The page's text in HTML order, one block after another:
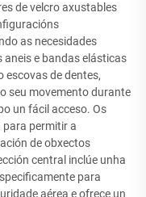
de velcro axustables
as necesidades
aneis e bandas elásticas
escovas de dentes,
seu movemento durante
un fácil acceso. Os
para permitir a
de obxectos
central inclúe unha
para
aérea e ofrece un